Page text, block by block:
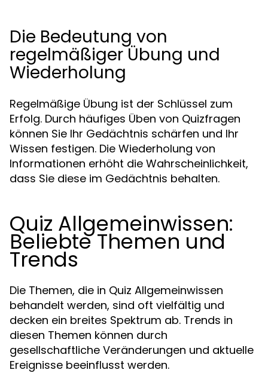
Die Bedeutung von
regelmäßiger Übung und
Wiederholung
Regelmäßige Übung ist der Schlüssel zum
Erfolg. Durch häufiges Üben von Quizfragen
können Sie Ihr Gedächtnis schärfen und Ihr
Wissen festigen. Die Wiederholung von
Informationen erhöht die Wahrscheinlichkeit,
dass Sie diese im Gedächtnis behalten.
Quiz Allgemeinwissen:
Beliebte Themen und
Trends
Die Themen, die in Quiz Allgemeinwissen
behandelt werden, sind oft vielfältig und
decken ein breites Spektrum ab. Trends in
diesen Themen können durch
gesellschaftliche Veränderungen und aktuelle
Ereignisse beeinflusst werden.